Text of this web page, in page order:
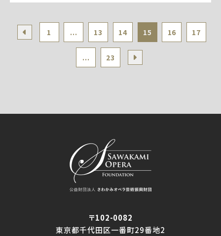
1 ... 13 14 15 16 17
... 23
〒102-0082
東京都千代田区一番町29番地2